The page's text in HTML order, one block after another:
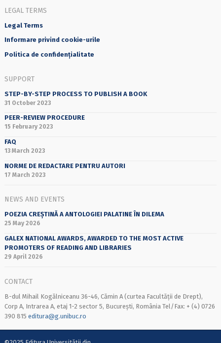
LEGAL TERMS
Legal Terms
Informare privind cookie-urile
Politica de confidențialitate
SUPPORT
STEP-BY-STEP PROCESS TO PUBLISH A BOOK
31 October 2023
PEER-REVIEW PROCEDURE
15 February 2023
FAQ
13 March 2023
NORME DE REDACTARE PENTRU AUTORI
17 March 2023
NEWS AND EVENTS
POEZIA CREȘTINĂ A ANTOLOGIEI PALATINE ÎN DILEMA
25 May 2026
GALEX NATIONAL AWARDS, AWARDED TO THE MOST ACTIVE
PROMOTERS OF READING AND LIBRARIES
29 April 2026
CONTACT
B-dul Mihail Kogălniceanu 36-46, Cămin A (curtea Facultății de Drept),
Corp A, Intrarea A, etaj 1-2 sector 5, București, România Tel/Fax: + (4) 0726
390 815 editura@g.unibuc.ro